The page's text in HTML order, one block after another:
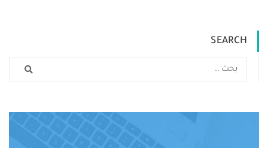
SEARCH